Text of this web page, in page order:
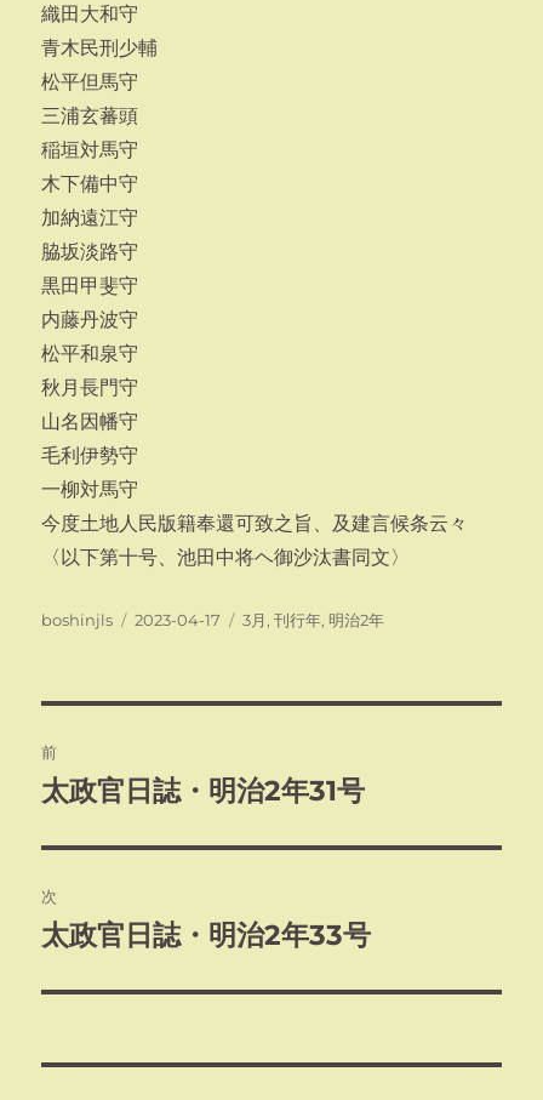
織田大和守
青木民刑少輔
松平但馬守
三浦玄蕃頭
稲垣対馬守
木下備中守
加納遠江守
脇坂淡路守
黒田甲斐守
内藤丹波守
松平和泉守
秋月長門守
山名因幡守
毛利伊勢守
一柳対馬守
今度土地人民版籍奉還可致之旨、及建言候条云々
〈以下第十号、池田中将ヘ御沙汰書同文〉
投
boshinjls
投
2023-04-17
カ
3月 ,刊行年, 明治2年
稿
ビ
ゲ
ー
前
前
投
稿:
太政官日誌・明治2年31号
次
次
投
太政官日誌・明治2年33号